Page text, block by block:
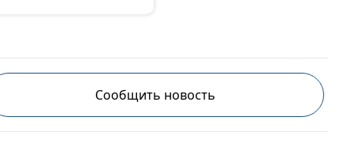
Сообщить новость